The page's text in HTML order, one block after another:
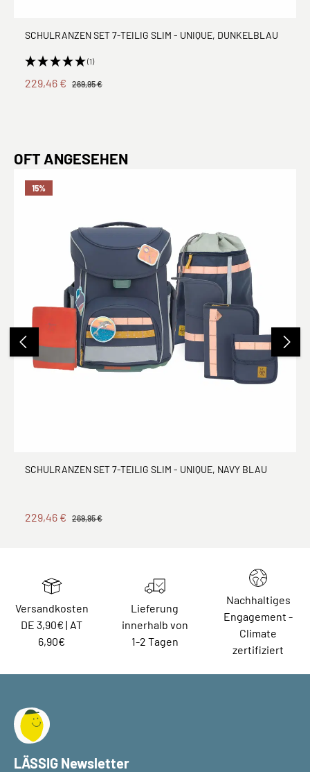
SCHULRANZEN SET 7-TEILIG SLIM - UNIQUE, DUNKELBLAU
(1)
229,46 € 269,95 €
Produktgalerie überspringen
OFT ANGESEHEN
15%
SCHULRANZEN SET 7-TEILIG SLIM - UNIQUE, NAVY BLAU
229,46 € 269,95 €
Versandkosten
DE 3,90€ | AT
6,90€
Lieferung
innerhalb von
1-2 Tagen
Nachhaltiges
Engagement -
Climate
zertifiziert
LÄSSIG Newsletter